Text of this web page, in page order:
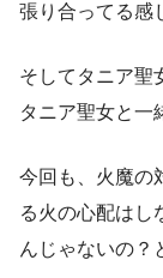
張り合ってる感
そしてタニア聖
タニア聖女と一
今回も、火魔の
る火の心配はし
んじゃないの？